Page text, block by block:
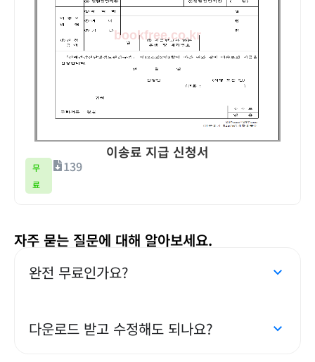
이송료 지급 신청서
무
료
139
자주 묻는 질문에 대해 알아보세요.
완전 무료인가요?
다운로드 받고 수정해도 되나요?